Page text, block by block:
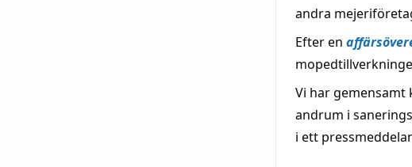
andra
Efter en
Vi har gemensamt
andrum i
i ett